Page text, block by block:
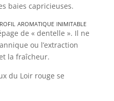
baies capricieuses.
aromatique inimitable
de « dentelle ». Il ne
ou l’extraction
la fraîcheur.
du Loir rouge se